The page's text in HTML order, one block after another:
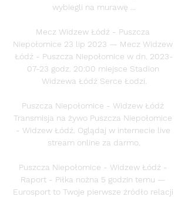
wybiegli na murawę ...
Mecz Widzew Łódź - Puszcza
Niepołomice 23 lip 2023 — Mecz Widzew
Łódź - Puszcza Niepołomice w dn. 2023-
07-23 godz. 20:00 miejsce Stadion
Widzewa Łódź Serce Łodzi.
Puszcza Niepołomice - Widzew Łódź
Transmisja na żywo Puszcza Niepołomice
- Widzew Łódź. Oglądaj w internecie live
stream online za darmo.
Puszcza Niepołomice - Widzew Łódź -
Raport - Piłka nożna 5 godzin temu —
Eurosport to Twoje pierwsze źródło relacji